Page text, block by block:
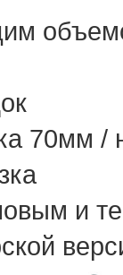
70мм /
и